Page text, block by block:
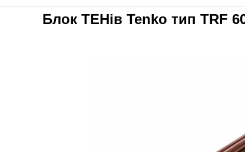
Електричні
Блок ТЕНів Tenko тип TRF